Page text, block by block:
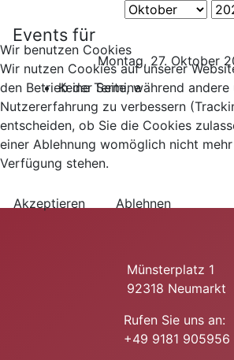
Events für
Montag, 27. Oktober
Keine Termine
Münsterplatz 1
92318 Neumarkt
Rufen Sie uns an:
+49 9181 905956
Wir benutzen Cookies
Wir nutzen Cookies auf unserer
den Betrieb der Seite, während
Nutzererfahrung zu verbessern
entscheiden, ob Sie die Cookies
einer Ablehnung womöglich nicht
Verfügung stehen.
Akzeptieren Ablehnen